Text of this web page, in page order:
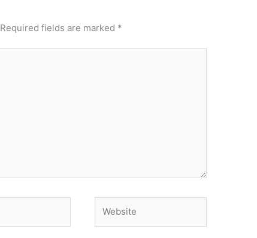
Required fields are marked *